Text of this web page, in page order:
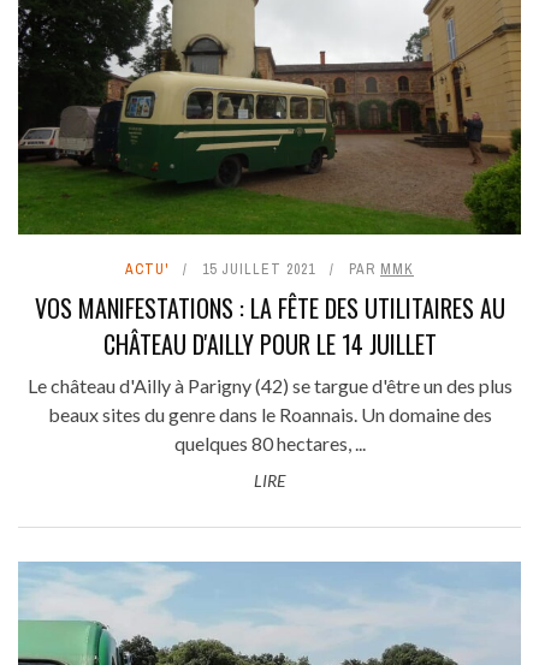
ACTU' 15 JUILLET 2021 PAR MMK
VOS MANIFESTATIONS : LA FÊTE DES UTILITAIRES AU
CHÂTEAU D'AILLY POUR LE 14 JUILLET
Le château d'Ailly à Parigny (42) se targue d'être un des plus
beaux sites du genre dans le Roannais. Un domaine des
quelques 80 hectares, ...
LIRE